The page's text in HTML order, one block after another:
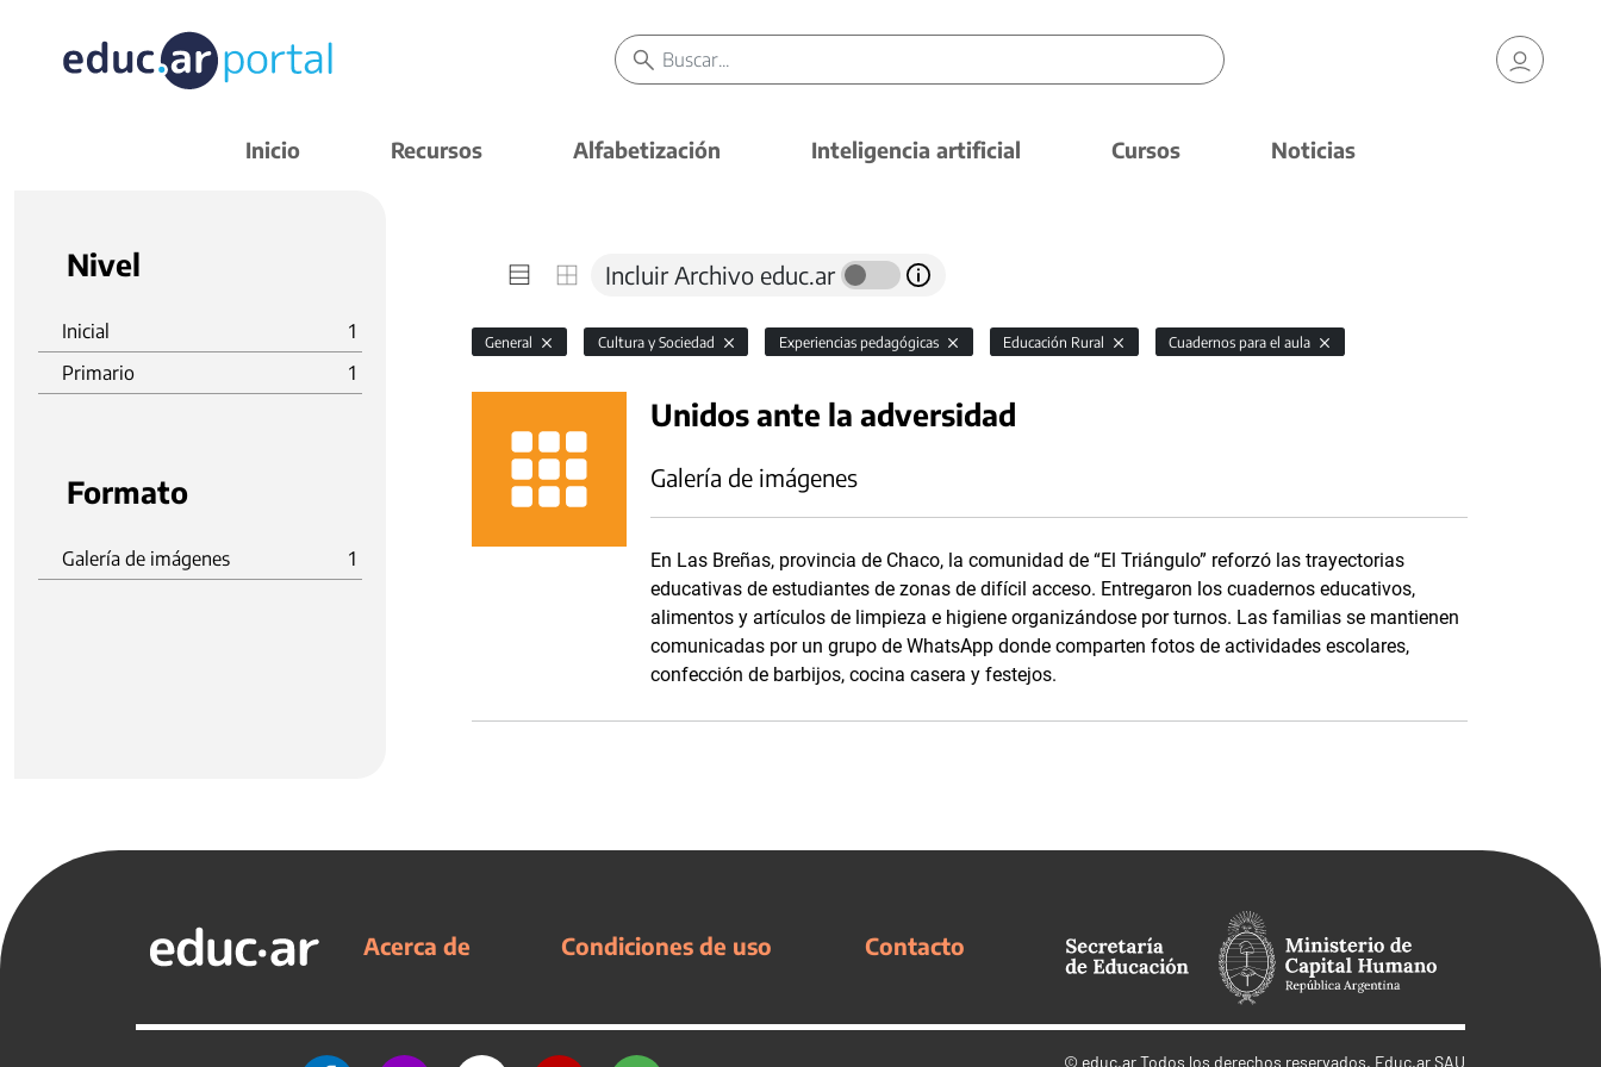
Inicio Recursos Alfabetización Inteligencia artificial Cursos Noticias
Nivel
Inicial
1
Primario
1
Formato
Galería de imágenes 1
Incluir Archivo educ.ar
General Cultura y Sociedad Experiencias pedagógicas Educación Rural Cuadernos para el aula
Unidos ante la adversidad
Galería de imágenes
En Las Breñas, provincia de Chaco, la comunidad de “El Triángulo” reforzó las trayectorias
educativas de estudiantes de zonas de difícil acceso. Entregaron los cuadernos educativos,
alimentos y artículos de limpieza e higiene organizándose por turnos. Las familias se mantienen
comunicadas por un grupo de WhatsApp donde comparten fotos de actividades escolares,
confección de barbijos, cocina casera y festejos.
Acerca de Condiciones de uso Contacto
© educ.arTodos los derechos reservados. Educ.ar SAU